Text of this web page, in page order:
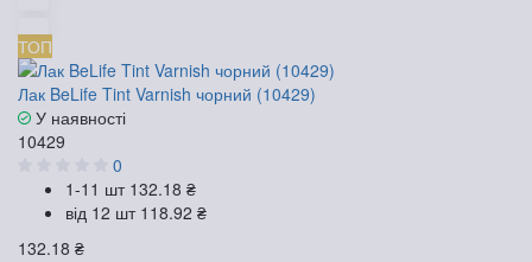
ТОП
Лак BeLife Tint Varnish чорний (10429)
У наявності
10429
0
1-11 шт 132.18 ₴
від 12 шт 118.92 ₴
132.18 ₴